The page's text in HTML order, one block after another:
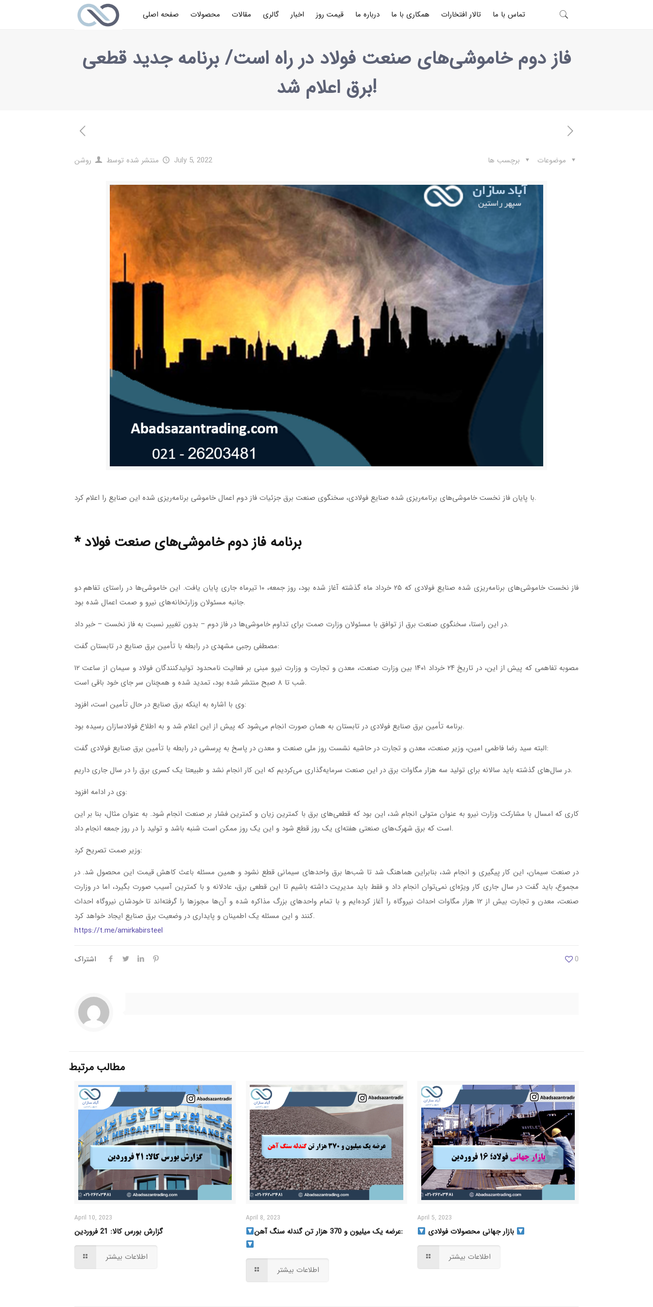
صفحه اصلی محصولات مقالات گالری اخبار قیمت روز درباره ما همکاری با ما تالار افتخارات تماس با ما
فاز دوم خاموشی‌های صنعت فولاد در راه است/ برنامه جدید قطعی
برق اعلام شد!
منتشر شده توسط روشن July 5, 2022
با پایان فاز نخست خاموشی‌های برنامه‌ریزی شده صنایع فولادی، سخنگوی صنعت برق جزئیات فاز دوم اعمال خاموشی برنامه‌ریزی شده این صنایع را اعلام کرد.
* برنامه فاز دوم خاموشی‌های صنعت فولاد
فاز نخست خاموشی‌های برنامه‌ریزی شده صنایع فولادی که ۲۵ خرداد ماه گذشته آغاز شده بود، روز جمعه، ۱۰ تیرماه جاری پایان یافت. این خاموشی‌ها در راستای تفاهم دو
جانبه مسئولان وزارتخانه‌های نیرو و صمت اعمال شده بود.
در این راستا، سخنگوی صنعت برق از توافق با مسئولان وزارت صمت برای تداوم خاموشی‌ها در فاز دوم – بدون تغییر نسبت به فاز نخست – خبر داد.
مصطفی رجبی مشهدی در رابطه با تأمین برق صنایع در تابستان گفت:
مصوبه تفاهمی که پیش از این، در تاریخ ۲۴ خرداد ۱۴۰۱ بین وزارت صنعت، معدن و تجارت و وزارت نیرو مبنی بر فعالیت نامحدود تولیدکنندگان فولاد و سیمان از ساعت ۱۲
شب تا ۸ صبح منتشر شده بود، تمدید شده و همچنان سر جای خود باقی است.
وی با اشاره به اینکه برق صنایع در حال تأمین است، افزود:
برنامه تأمین برق صنایع فولادی در تابستان به همان صورت انجام می‌شود که پیش از این اعلام شد و به اطلاع فولادسازان رسیده بود.
البته سید رضا فاطمی امین، وزیر صنعت، معدن و تجارت در حاشیه نشست روز ملی صنعت و معدن در پاسخ به پرسشی در رابطه با تأمین برق صنایع فولادی گفت:
در سال‌های گذشته باید سالانه برای تولید سه هزار مگاوات برق در این صنعت سرمایه‌گذاری می‌کردیم که این کار انجام نشد و طبیعتا یک کسری برق را در سال جاری داریم.
وی در ادامه افزود:
کاری که امسال با مشارکت وزارت نیرو به عنوان متولی انجام شد، این بود که قطعی‌های برق با کمترین زیان و کمترین فشار بر صنعت انجام شود. به عنوان مثال، بنا بر این
است که برق شهرک‌های صنعتی هفته‌ای یک روز قطع شود و این یک روز ممکن است شنبه باشد و تولید را در روز جمعه انجام داد.
وزیر صمت تصریح کرد:
در صنعت سیمان، این کار پیگیری و انجام شد، بنابراین هماهنگ شد تا شب‌ها برق واحدهای سیمانی قطع نشود و همین مسئله باعث کاهش قیمت این محصول شد. در
مجموع، باید گفت در سال جاری کار ویژه‌ای نمی‌توان انجام داد و فقط باید مدیریت داشته باشیم تا این قطعی برق، عادلانه و با کمترین آسیب صورت بگیرد، اما در وزارت
صنعت، معدن و تجارت بیش از ۱۲ هزار مگاوات احداث نیروگاه را آغاز کرده‌ایم و با تمام واحدهای بزرگ مذاکره شده و آن‌ها مجوزها را گرفته‌اند تا خودشان نیروگاه احداث
کنند و این مسئله یک اطمینان و پایداری در وضعیت برق صنایع ایجاد خواهد کرد.
https://t.me/amirkabirsteel
0
مطالب مرتبط
April 10, 2023
گزارش بورس کالا: 21 فروردین
اطلاعات بیشتر
April 8, 2023
عرضه یک میلیون و 370 هزار تن گندله سنگ آهن:
اطلاعات بیشتر
April 5, 2023
اطلاعات بیشتر